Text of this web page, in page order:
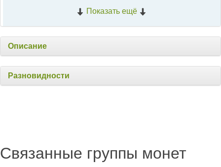
Показать ещё
Описание
Разновидности
Связанные группы монет